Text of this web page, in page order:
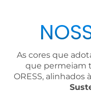
As cores que
que permeiam
ORESS, alinhados